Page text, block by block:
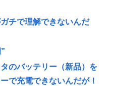
チで理解できないんだ
のバッテリー（新品）を
で充電できないんだが！